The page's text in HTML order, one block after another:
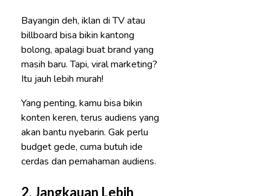
Bayangin deh, iklan di TV atau
billboard bisa bikin kantong
bolong, apalagi buat brand yang
masih baru. Tapi, viral marketing?
Itu jauh lebih murah!
Yang penting, kamu bisa bikin
konten keren, terus audiens yang
akan bantu nyebarin. Gak perlu
budget gede, cuma butuh ide
cerdas dan pemahaman audiens.
2. Jangkauan Lebih